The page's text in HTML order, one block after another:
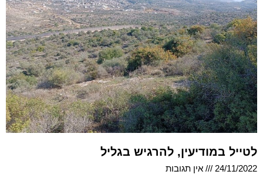
לטייל במודיעין, להרגיש בגליל
24/11/2022
אין תגובות